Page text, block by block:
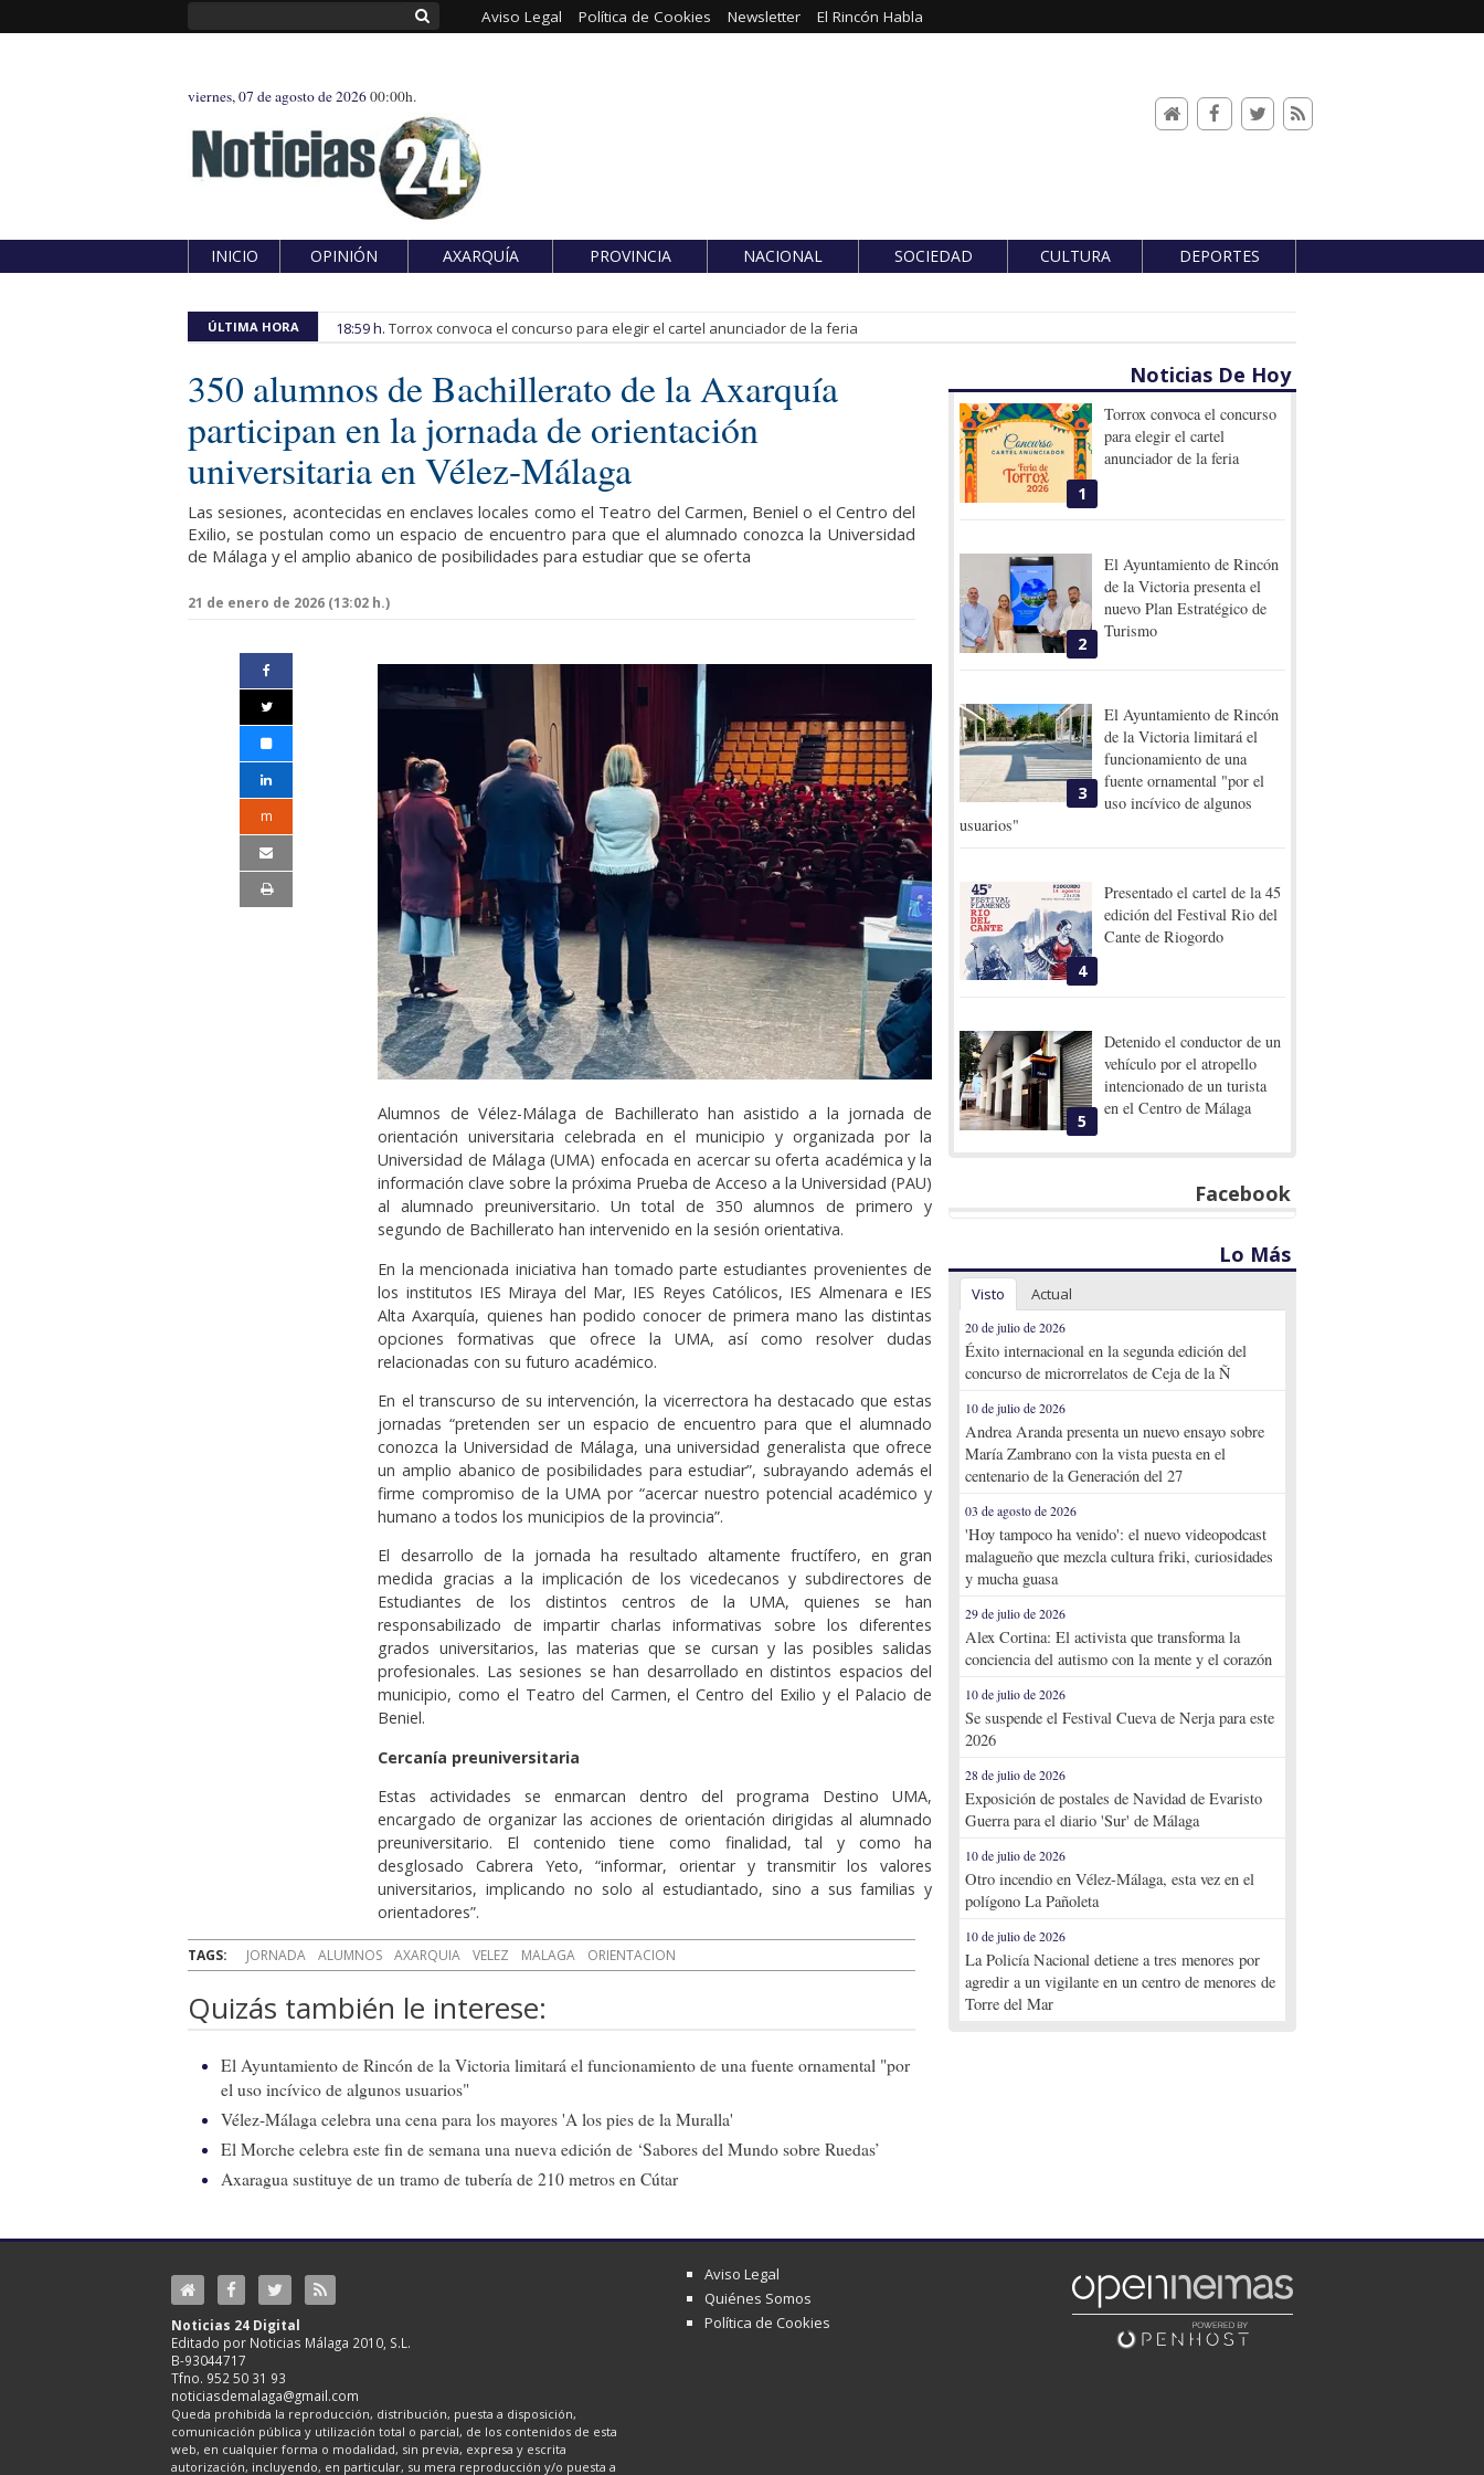
Aviso Legal Política de Cookies Newsletter El Rincón Habla
viernes, 07 de agosto de 202600:00h.
INICIO OPINIÓN AXARQUÍA PROVINCIA NACIONAL SOCIEDAD CULTURA DEPORTES
ÚLTIMA HORA 18:59 h. Torrox convoca el concurso para elegir el cartel anunciador de la feria
350 alumnos de Bachillerato de la Axarquía
participan en la jornada de orientación
universitaria en Vélez-Málaga
Las sesiones, acontecidas en enclaves locales como el Teatro del Carmen, Beniel o el Centro del
Exilio, se postulan como un espacio de encuentro para que el alumnado conozca la Universidad
de Málaga y el amplio abanico de posibilidades para estudiar que se oferta
21 de enero de 2026 (13:02 h.)
m
Alumnos de Vélez-Málaga de Bachillerato han asistido a la jornada de
orientación universitaria celebrada en el municipio y organizada por la
Universidad de Málaga (UMA) enfocada en acercar su oferta académica y la
información clave sobre la próxima Prueba de Acceso a la Universidad (PAU)
al alumnado preuniversitario. Un total de 350 alumnos de primero y
segundo de Bachillerato han intervenido en la sesión orientativa.
En la mencionada iniciativa han tomado parte estudiantes provenientes de
los institutos IES Miraya del Mar, IES Reyes Católicos, IES Almenara e IES
Alta Axarquía, quienes han podido conocer de primera mano las distintas
opciones formativas que ofrece la UMA, así como resolver dudas
relacionadas con su futuro académico.
En el transcurso de su intervención, la vicerrectora ha destacado que estas
jornadas “pretenden ser un espacio de encuentro para que el alumnado
conozca la Universidad de Málaga, una universidad generalista que ofrece
un amplio abanico de posibilidades para estudiar”, subrayando además el
firme compromiso de la UMA por “acercar nuestro potencial académico y
humano a todos los municipios de la provincia”.
El desarrollo de la jornada ha resultado altamente fructífero, en gran
medida gracias a la implicación de los vicedecanos y subdirectores de
Estudiantes de los distintos centros de la UMA, quienes se han
responsabilizado de impartir charlas informativas sobre los diferentes
grados universitarios, las materias que se cursan y las posibles salidas
profesionales. Las sesiones se han desarrollado en distintos espacios del
municipio, como el Teatro del Carmen, el Centro del Exilio y el Palacio de
Beniel.
Cercanía preuniversitaria
Estas actividades se enmarcan dentro del programa Destino UMA,
encargado de organizar las acciones de orientación dirigidas al alumnado
preuniversitario. El contenido tiene como finalidad, tal y como ha
desglosado Cabrera Yeto, “informar, orientar y transmitir los valores
universitarios, implicando no solo al estudiantado, sino a sus familias y
orientadores”.
TAGS: JORNADA ALUMNOS AXARQUIA VELEZ MALAGA ORIENTACION
Quizás también le interese:
El Ayuntamiento de Rincón de la Victoria limitará el funcionamiento de una fuente ornamental "por
el uso incívico de algunos usuarios"
Vélez-Málaga celebra una cena para los mayores 'A los pies de la Muralla'
El Morche celebra este fin de semana una nueva edición de ‘Sabores del Mundo sobre Ruedas’
Axaragua sustituye de un tramo de tubería de 210 metros en Cútar
Noticias De Hoy
1
Torrox convoca el concurso
para elegir el cartel
anunciador de la feria
2
El Ayuntamiento de Rincón
de la Victoria presenta el
nuevo Plan Estratégico de
Turismo
3
El Ayuntamiento de Rincón
de la Victoria limitará el
funcionamiento de una
fuente ornamental "por el
uso incívico de algunos
usuarios"
4
Presentado el cartel de la 45
edición del Festival Rio del
Cante de Riogordo
5
Detenido el conductor de un
vehículo por el atropello
intencionado de un turista
en el Centro de Málaga
Facebook
Lo Más
Visto Actual
20 de julio de 2026
Éxito internacional en la segunda edición del
concurso de microrrelatos de Ceja de la Ñ
10 de julio de 2026
Andrea Aranda presenta un nuevo ensayo sobre
María Zambrano con la vista puesta en el
centenario de la Generación del 27
03 de agosto de 2026
'Hoy tampoco ha venido': el nuevo videopodcast
malagueño que mezcla cultura friki, curiosidades
y mucha guasa
29 de julio de 2026
Alex Cortina: El activista que transforma la
conciencia del autismo con la mente y el corazón
10 de julio de 2026
Se suspende el Festival Cueva de Nerja para este
2026
28 de julio de 2026
Exposición de postales de Navidad de Evaristo
Guerra para el diario 'Sur' de Málaga
10 de julio de 2026
Otro incendio en Vélez-Málaga, esta vez en el
polígono La Pañoleta
10 de julio de 2026
La Policía Nacional detiene a tres menores por
agredir a un vigilante en un centro de menores de
Torre del Mar
Noticias 24 Digital
Editado por Noticias Málaga 2010, S.L.
B-93044717
Tfno. 952 50 31 93
noticiasdemalaga@gmail.com
Queda prohibida la reproducción, distribución, puesta a disposición,
comunicación pública y utilización total o parcial, de los contenidos de esta
web, en cualquier forma o modalidad, sin previa, expresa y escrita
autorización, incluyendo, en particular, su mera reproducción y/o puesta a
Aviso Legal
Quiénes Somos
Política de Cookies